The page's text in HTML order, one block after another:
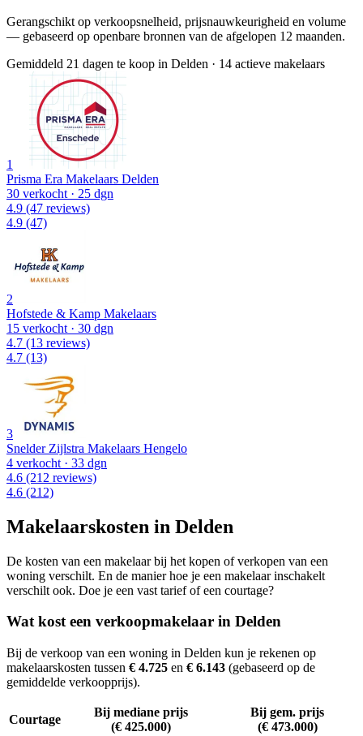
Gerangschikt op verkoopsnelheid, prijsnauwkeurigheid en volume
— gebaseerd op openbare bronnen van de afgelopen 12 maanden.
Gemiddeld 21 dagen te koop in Delden · 14 actieve makelaars
1
Prisma Era Makelaars Delden
30 verkocht · 25 dgn
4.9 (47 reviews)
4.9 (47)
2
Hofstede & Kamp Makelaars
15 verkocht · 30 dgn
4.7 (13 reviews)
4.7 (13)
3
Snelder Zijlstra Makelaars Hengelo
4 verkocht · 33 dgn
4.6 (212 reviews)
4.6 (212)
Makelaarskosten in Delden
De kosten van een makelaar bij het kopen of verkopen van een
woning verschilt. En de manier hoe je een makelaar inschakelt
verschilt ook. Doe je een vast tarief of een courtage?
Wat kost een verkoopmakelaar in Delden
Bij de verkoop van een woning in Delden kun je rekenen op
makelaarskosten tussen € 4.725 en € 6.143 (gebaseerd op de
gemiddelde verkoopprijs).
Courtage
Bij mediane prijs
(€ 425.000)
Bij gem. prijs
(€ 473.000)